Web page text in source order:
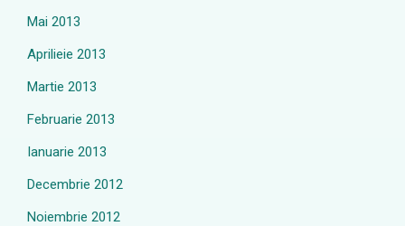
Mai 2013
Aprilieie 2013
Martie 2013
Februarie 2013
Ianuarie 2013
Decembrie 2012
Noiembrie 2012